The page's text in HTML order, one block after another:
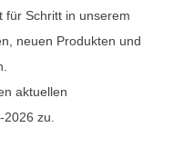
für Schritt in unserem
neuen Produkten und
aktuellen
zu.